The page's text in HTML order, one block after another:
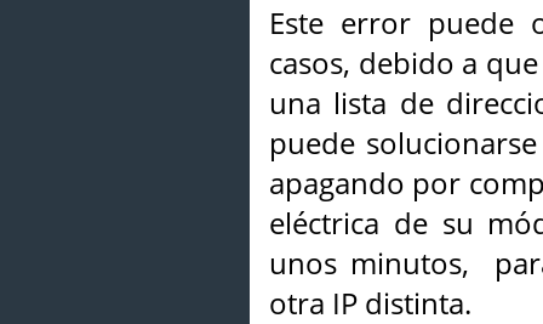
Este error puede
casos, debido a
una lista de
puede
apagando por
eléctrica de su
unos minutos,
otra IP distinta.